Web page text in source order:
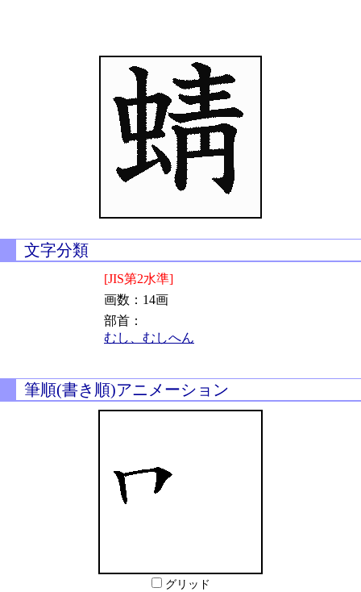
文字分類
[JIS第2水準]
画数：14画
部首：
むし、むしへん
筆順(書き順)アニメーション
グリッド